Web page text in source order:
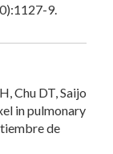
9.
Chu DT, Saijo
in pulmonary
de